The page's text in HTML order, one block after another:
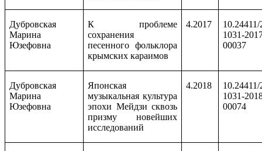
Дубровская
Марина
Юзефовна
К проблеме
сохранения
песенного фольклора
крымских караимов
4.2017
1031-
00037
Дубровская
Марина
Юзефовна
Японская
музыкальная культура
эпохи Мейдзи сквозь
призму новейших
исследований
4.2018
1031-
00074